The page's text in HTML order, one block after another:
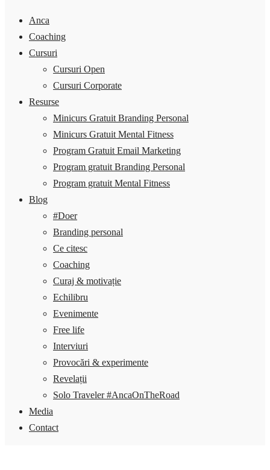
Anca
Coaching
Cursuri
Cursuri Open
Cursuri Corporate
Resurse
Minicurs Gratuit Branding Personal
Minicurs Gratuit Mental Fitness
Program Gratuit Email Marketing
Program gratuit Branding Personal
Program gratuit Mental Fitness
Blog
#Doer
Branding personal
Ce citesc
Coaching
Curaj & motivație
Echilibru
Evenimente
Free life
Interviuri
Provocări & experimente
Revelații
Solo Traveler #AncaOnTheRoad
Media
Contact